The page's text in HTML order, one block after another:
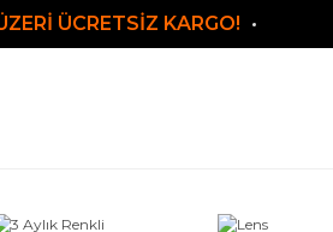
ÜCRETSİZ KARGO!